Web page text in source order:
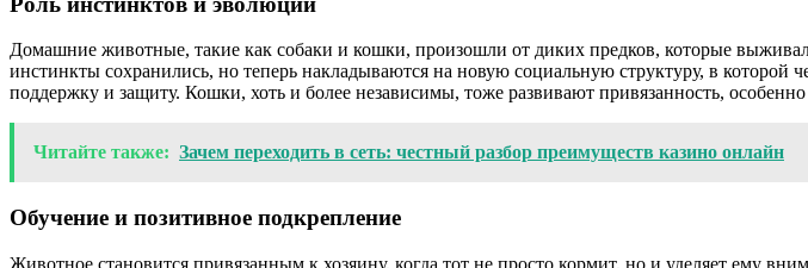
Домашние животные, такие как собаки и кошки, произошли от диких предков, которые
инстинкты сохранились, но теперь накладываются на новую социальную структуру, в
поддержку и защиту. Кошки, хоть и более независимы, тоже развивают привязанность,
Читайте также: Зачем переходить в сеть: честный разбор преимуществ казино онлайн
Обучение и позитивное подкрепление
Животное становится привязанным к хозяину, когда тот не просто кормит, но и уделяет ему